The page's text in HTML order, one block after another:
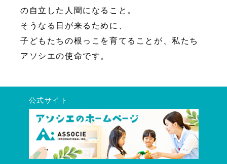
の自立した人間になること。
そうなる日が来るために、
子どもたちの根っこを育てることが、私たち
アソシエの使命です。
公式サイト